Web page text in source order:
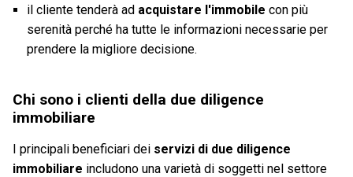
il cliente tenderà ad acquistare l'immobile con più
serenità perché ha tutte le informazioni necessarie per
prendere la migliore decisione.
Chi sono i clienti della due diligence
immobiliare
I principali beneficiari dei servizi di due diligence
immobiliare includono una varietà di soggetti nel settore